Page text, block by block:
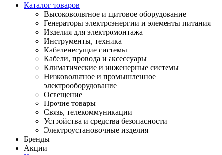
Каталог товаров
Высоковольтное и щитовое оборудование
Генераторы электроэнергии и элементы питания
Изделия для электромонтажа
Инструменты, техника
Кабеленесущие системы
Кабели, провода и аксессуары
Климатические и инженерные системы
Низковольтное и промышленное
электрооборудование
Освещение
Прочие товары
Связь, телекоммуникации
Устройства и средства безопасности
Электроустановочные изделия
Бренды
Акции